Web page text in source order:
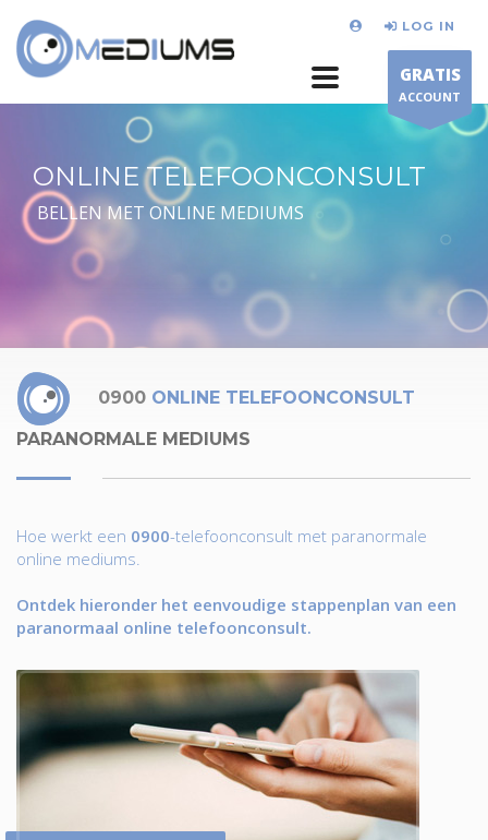
LOG IN
GRATIS
ACCOUNT
ONLINE TELEFOONCONSULT
BELLEN MET ONLINE MEDIUMS
0900 ONLINE TELEFOONCONSULT
PARANORMALE MEDIUMS
Hoe werkt een 0900-telefoonconsult met paranormale
online mediums.
Ontdek hieronder het eenvoudige stappenplan van een
paranormaal online telefoonconsult.